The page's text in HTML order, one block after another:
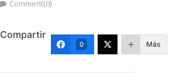
Comment(0)
Compartir
0 Más